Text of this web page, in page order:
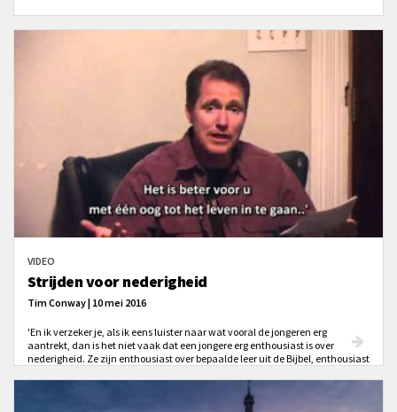
VIDEO
Strijden voor nederigheid
Tim Conway | 10 mei 2016
'En ik verzeker je, als ik eens luister naar wat vooral de jongeren erg
aantrekt, dan is het niet vaak dat een jongere erg enthousiast is over
nederigheid. Ze zijn enthousiast over bepaalde leer uit de Bijbel, enthousiast
wil niets hiervan aan de kant zetten, het zijn goede dingen. Maar hoe vaak